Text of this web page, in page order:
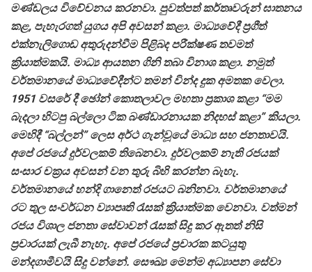
මණ්ඩලය විවේචනය කරනවා. පුවත්පත් කර්තෘවරුන් ඝාතනය
කළ, පැහැරගත් යුගය අපි අවසන් කළා. මාධ්‍යවේදී ප්‍රගීත්
එක්නැලිගොඩ අතුරුදන්වීම පිළිබද පරීක්ෂණ තවමත්
ක්‍රියාත්මකයි. මාධ්‍ය ආයතන ගිනි තබා විනාශ කළා. නමුත්
වර්තමානයේ මාධ්‍යවේදීන්ට තමන් වින්ද දුක අමතක වෙලා.
1951 වසරේ දී ඡෝන් කොතලාවල මහතා ප්‍රකාශ කළා “මම
බැදලා හිටපු බල්ලො ටික බණ්ඩාරනායක නිදහස් කළා” කියලා.
මෙහිදී “බල්ලන්” ලෙස අර්ථ ගැන්වූයේ මාධ්‍ය සහ ජනතාවයි.
අපේ රජයේ දුර්වලකම් තිබෙනවා. දුර්වලකම් නැති රජයක්
සංසාර චක්‍රය අවසන් වන තුරු බිහි කරන්න බැහැ.
වර්තමානයේ හන්දි ගානෙත් රජයට බනිනවා. වර්තමානයේ
රට තුල සංවර්ධන ව්‍යාපෘති රැසක් ක්‍රියාත්මක වෙනවා. වත්මන්
රජය විශාල ජනතා සේවාවන් රැසක් සිදු කර ඇතත් නිසි
ප්‍රචාරයක් ලැබී නැහැ. අපේ රජයේ ප්‍රචාරක කටයුතු
මන්දගාමීවයි සිදු වන්නේ. සෞඛ්‍ය මෙන්ම අධ්‍යාපන සේවා